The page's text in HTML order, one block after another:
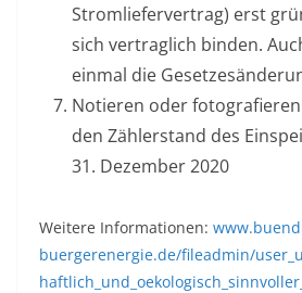
Stromliefervertrag) erst
sich vertraglich binden.
einmal die
Notieren oder fotografieren
den Zählerstand des
31. Dezember 2020
Weitere Informationen:
buergerenergie.de/fileadmin/